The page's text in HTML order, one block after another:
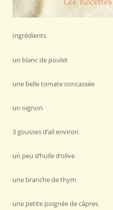
Ingrédients
un blanc de poulet
une belle tomate concassée
un oignon
3 gousses d’ail environ
un peu d’huile d’olive
une branche de thym
une petite poignée de câpres